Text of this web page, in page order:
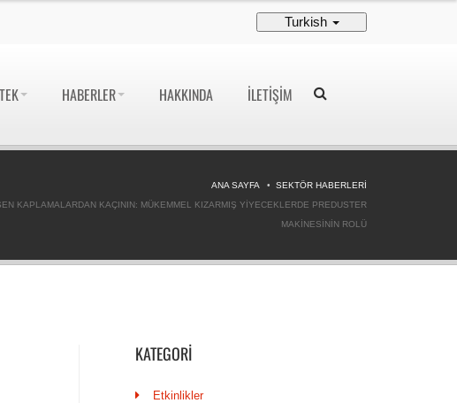
Turkish
HABERLER HAKKINDA İLETIŞIM
ANA SAYFA
SEKTÖR HABERLERI
KAPLAMALARDAN KAÇININ: MÜKEMMEL KIZARMIŞ YIYECEKLERDE PREDUSTER
MAKINESININ ROLÜ
KATEGORI
Etkinlikler